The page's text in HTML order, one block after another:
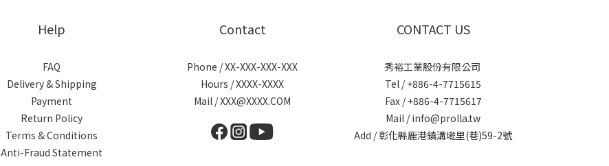
Help
FAQ
Delivery & Shipping
Payment
Return Policy
Terms & Conditions
Anti-Fraud Statement
Contact
Phone / XX-XXX-XXX-XXX
Hours / XXXX-XXXX
Mail / XXX@XXXX.COM
CONTACT US
秀裕工業股份有限公司
Tel / +886-4-7715615
Fax / +886-4-7715617
Mail / info@prolla.tw
Add / 彰化縣鹿港鎮溝墘里(巷)59-2號